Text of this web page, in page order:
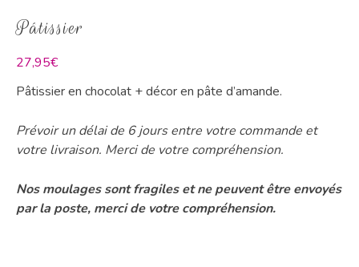
Pâtissier
27,95€
Pâtissier en chocolat + décor en pâte d’amande.
Prévoir un délai de 6 jours entre votre commande et
votre livraison. Merci de votre compréhension.
Nos moulages sont fragiles et ne peuvent être envoyés
par la poste, merci de votre compréhension.